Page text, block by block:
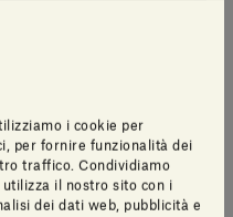
i cookie per
per fornire funzionalità dei
traffico. Condividiamo
il nostro sito con i
dei dati web, pubblicità e